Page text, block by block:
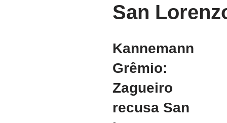
San
Kannemann
Grêmio:
Zagueiro
recusa San